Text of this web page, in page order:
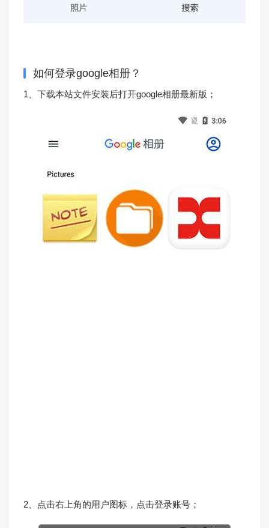
如何登录google相册？
1、下载本站文件安装后打开google相册最新版；
2、点击右上角的用户图标，点击登录账号；